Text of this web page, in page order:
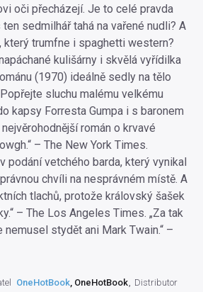
oči přecházejí. Je to celé pravda
sedmilhář tahá na vařené nudli? A
který trumfne i spaghetti western?
kulišárny i skvělá vyřídilka
(1970) ideálně sedly na tělo
sluchu malému velkému
kapsy Forresta Gumpa i s baronem
román o krvavé
– The New York Times.
podání vetchého barda, který vynikal
chvíli na nesprávném místě. A
tlachů, protože královský šašek
– The Los Angeles Times. „Za tak
stydět ani Mark Twain.“ –
OneHotBook, OneHotBook
Distributor